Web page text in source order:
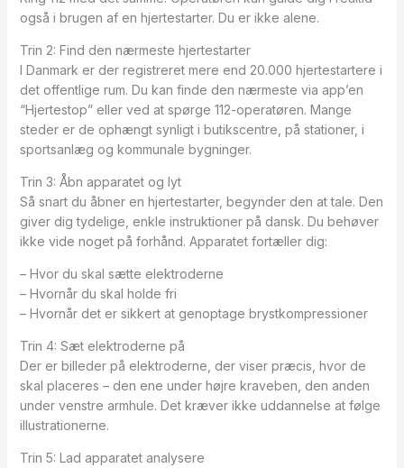
også i brugen af en hjertestarter. Du er ikke alene.
Trin 2: Find den nærmeste hjertestarter
I Danmark er der registreret mere end 20.000 hjertestartere i
det offentlige rum. Du kan finde den nærmeste via app’en
“Hjertestop” eller ved at spørge 112-operatøren. Mange
steder er de ophængt synligt i butikscentre, på stationer, i
sportsanlæg og kommunale bygninger.
Trin 3: Åbn apparatet og lyt
Så snart du åbner en hjertestarter, begynder den at tale. Den
giver dig tydelige, enkle instruktioner på dansk. Du behøver
ikke vide noget på forhånd. Apparatet fortæller dig:
– Hvor du skal sætte elektroderne
– Hvornår du skal holde fri
– Hvornår det er sikkert at genoptage brystkompressioner
Trin 4: Sæt elektroderne på
Der er billeder på elektroderne, der viser præcis, hvor de
skal placeres – den ene under højre kraveben, den anden
under venstre armhule. Det kræver ikke uddannelse at følge
illustrationerne.
Trin 5: Lad apparatet analysere